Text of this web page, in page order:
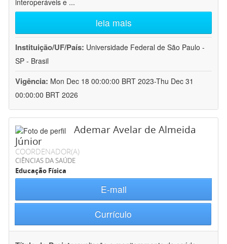
interoperáveis e ...
leia mais
Instituição/UF/País: Universidade Federal de São Paulo -
SP - Brasil
Vigência: Mon Dec 18 00:00:00 BRT 2023-Thu Dec 31
00:00:00 BRT 2026
Ademar Avelar de Almeida
Júnior
COORDENADOR(A)
CIÊNCIAS DA SAÚDE
Educação Física
E-mail
Currículo